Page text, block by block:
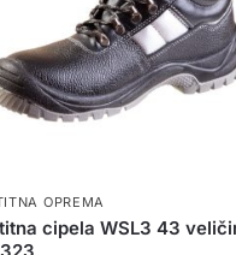
OPREMA
cipela WSL3 43